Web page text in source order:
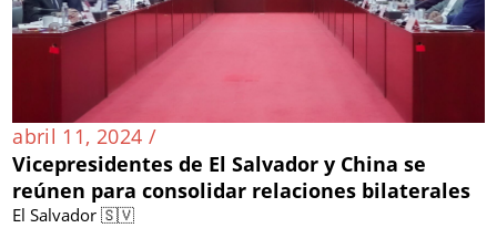
abril 11, 2024 /
Vicepresidentes de El Salvador y China se
reúnen para consolidar relaciones bilaterales
El Salvador 🇸🇻